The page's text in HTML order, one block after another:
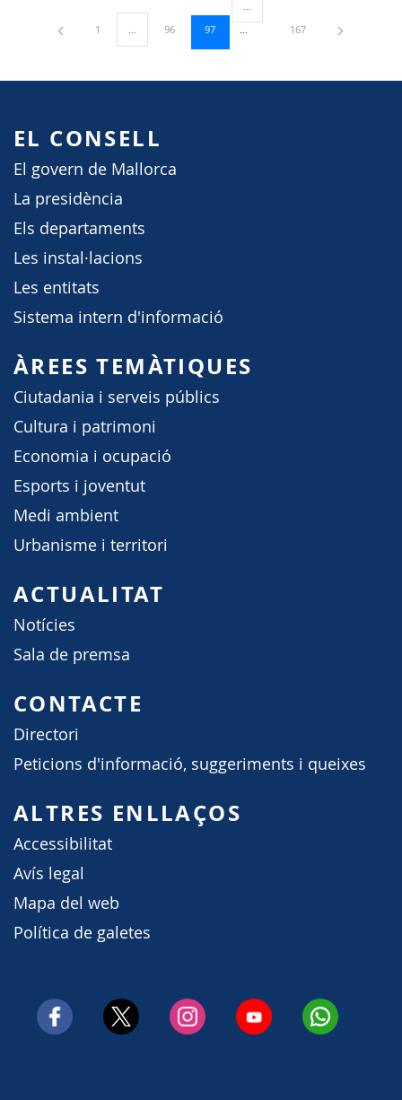
Pàgina
1 ...Pàgines intermèdies Utilitzeu TAB per navegar.
Pàgina
96 Pàgina
97
Pàgines intermèdies Utilitzeu
Pàgina
167
EL CONSELL
El govern de Mallorca
La presidència
Els departaments
Les instal·lacions
Les entitats
Sistema intern d'informació
ÀREES TEMÀTIQUES
Ciutadania i serveis públics
Cultura i patrimoni
Economia i ocupació
Esports i joventut
Medi ambient
Urbanisme i territori
ACTUALITAT
Notícies
Sala de premsa
CONTACTE
Directori
Peticions d'informació, suggeriments i queixes
ALTRES ENLLAÇOS
Accessibilitat
Avís legal
Mapa del web
Política de galetes